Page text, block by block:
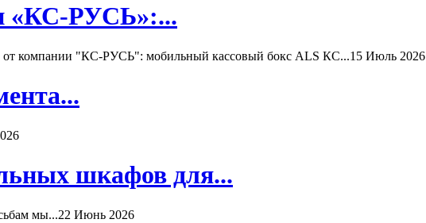
«КС-РУСЬ»:...
компании "КС-РУСЬ": мобильный кассовый бокс ALS КС...15 Июль 2026
шкафов для...
мы...22 Июнь 2026